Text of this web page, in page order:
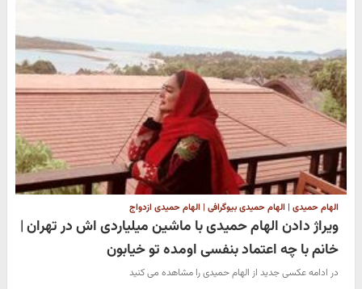
الهام حمیدی | الهام حمیدی بیوگرافی | الهام حمیدی ازدواج
ویراژ دادن الهام حمیدی با ماشین میلیاردی اش در تهران |
خانم با چه اعتماد بنفسی اومده تو خیابون
در ادامه عکسی جدید از الهام حمیدی را مشاهده می کنید